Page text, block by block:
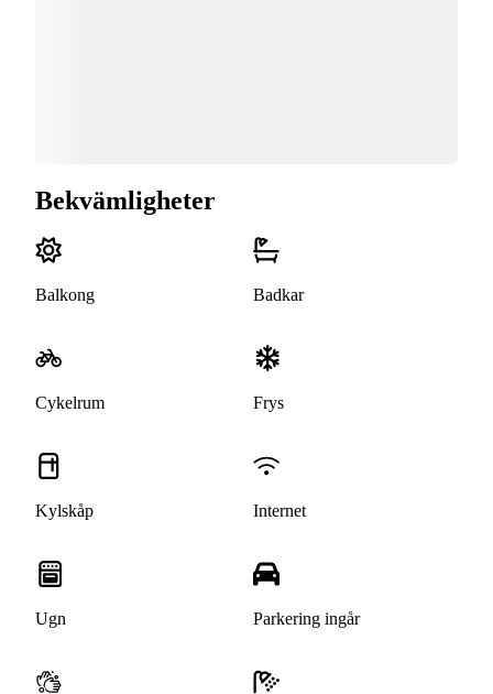
Bekvämligheter
Balkong Badkar
Cykelrum Frys
Kylskåp Internet
Ugn Parkering ingår